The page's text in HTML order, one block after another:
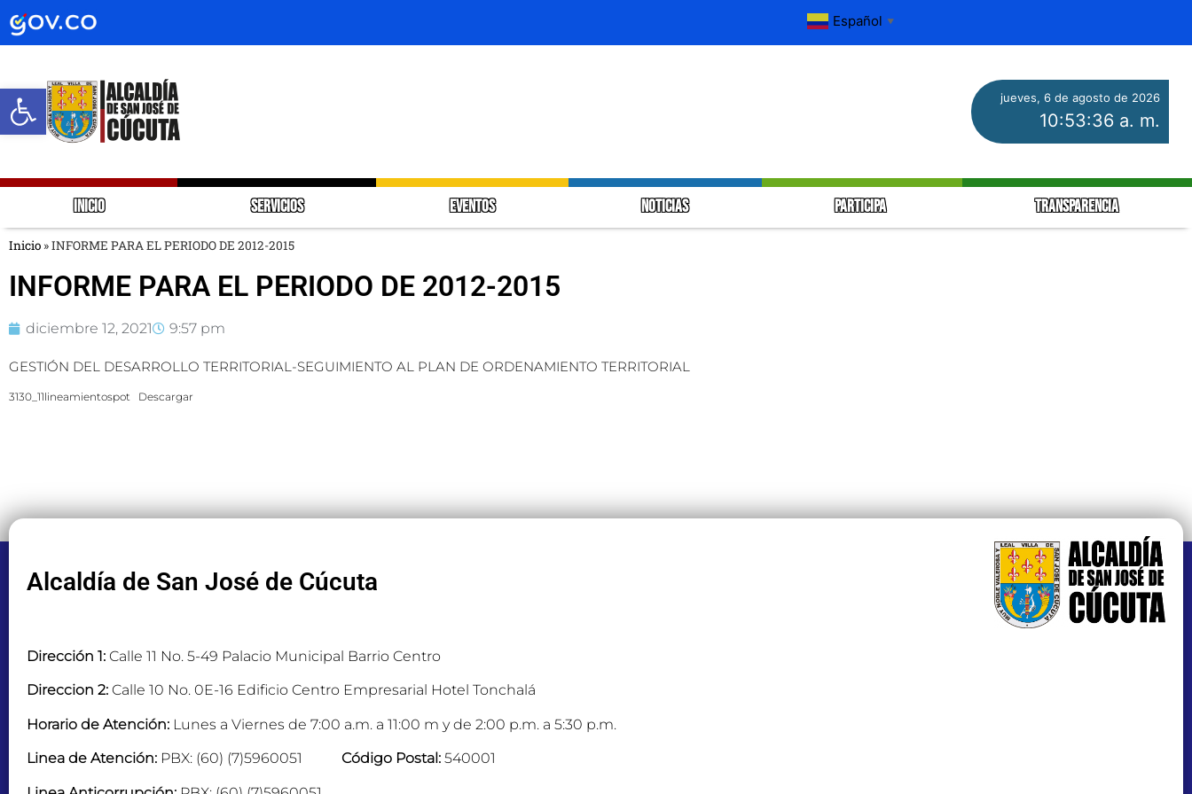
Abrir barra de herramientas
Español ▼
jueves, 6 de agosto de 2026
10:53:37 a. m.
INICIO SERVICIOS EVENTOS NOTICIAS PARTICIPA TRANSPARENCIA
Inicio »INFORME PARA EL PERIODO DE 2012-2015
INFORME PARA EL PERIODO DE 2012-2015
diciembre 12, 2021 9:57 pm
GESTIÓN DEL DESARROLLO TERRITORIAL-SEGUIMIENTO AL PLAN DE ORDENAMIENTO TERRITORIAL
3130_11lineamientospot Descargar
Alcaldía de San José de Cúcuta
Dirección 1: Calle 11 No. 5-49 Palacio Municipal Barrio Centro
Direccion 2: Calle 10 No. 0E-16 Edificio Centro Empresarial Hotel Tonchalá
Horario de Atención: Lunes a Viernes de 7:00 a.m. a 11:00 m y de 2:00 p.m. a 5:30 p.m.
Linea de Atención: PBX: (60) (7)5960051 Código Postal: 540001